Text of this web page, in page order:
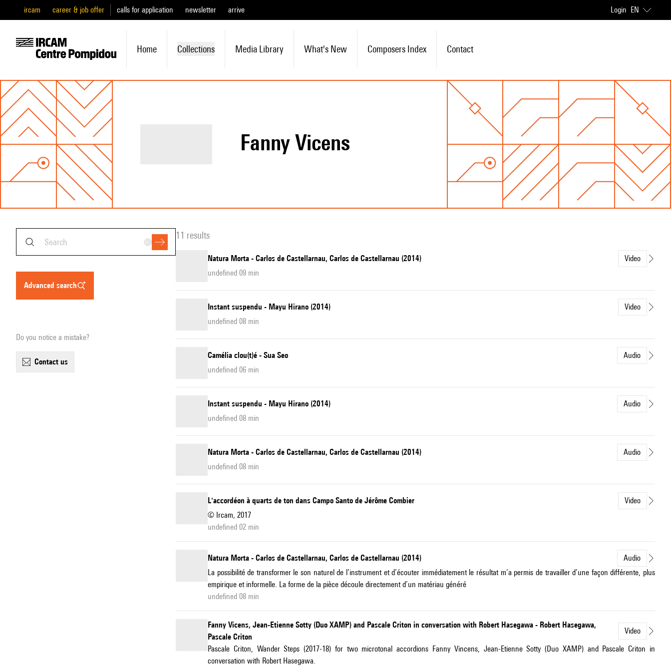
ircam career & job offer calls for application newsletter arrive Login EN
Home Collections Media Library What's New Composers Index Contact
Fanny Vicens
advanced search
Do you notice a mistake?
contact us
11 results
Natura Morta - Carlos de Castellarnau, Carlos de Castellarnau (2014)
Video
undefined 09 min
Instant suspendu - Mayu Hirano (2014)
Video
undefined 08 min
Camélia clou(t)é - Sua Seo
Audio
undefined 06 min
Instant suspendu - Mayu Hirano (2014)
Audio
undefined 08 min
Natura Morta - Carlos de Castellarnau, Carlos de Castellarnau (2014)
Audio
undefined 08 min
L'accordéon à quarts de ton dans Campo Santo de Jérôme Combier
Video
© Ircam, 2017
undefined 02 min
Natura Morta - Carlos de Castellarnau, Carlos de Castellarnau (2014)
Audio
La possibilité de transformer le son naturel de l’instrument et d’écouter immédiatement le résultat m’a permis de travailler d’une façon différente, plus
empirique et informelle. La forme de la pièce découle directement d’un matériau généré
undefined 08 min
Fanny Vicens, Jean-Etienne Sotty (Duo XAMP) and Pascale Criton in conversation with Robert Hasegawa - Robert Hasegawa,
Pascale Criton
Video
Pascale Criton, Wander Steps (2017-18) for two microtonal accordions Fanny Vincens, Jean-Etienne Sotty (Duo XAMP) and Pascale Criton in
conversation with Robert Hasegawa.